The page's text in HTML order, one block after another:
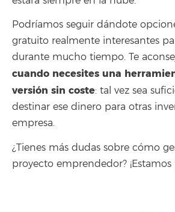
Podríamos seguir dándote
gratuito realmente interesantes
durante mucho tiempo. Te
cuando necesites una
versión sin coste: tal vez sea
destinar ese dinero para otras
empresa.
¿Tienes más dudas sobre cómo
proyecto emprendedor?